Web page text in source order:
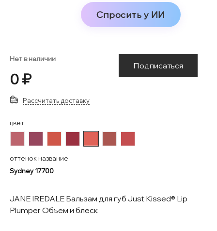
Спросить у ИИ
Нет в наличии
0 ₽
Подписаться
Рассчитать доставку
цвет
оттенок название
Sydney 17700
JANE IREDALE Бальзам для губ Just Kissed® Lip
Plumper Объем и блеск